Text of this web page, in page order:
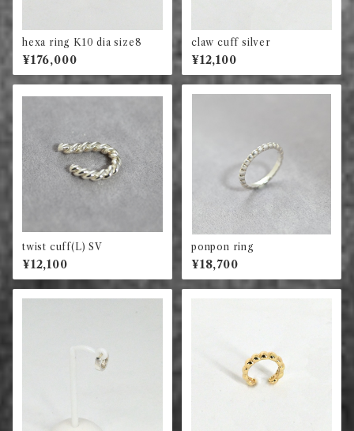
hexa ring K10 dia size8
¥176,000
claw cuff silver
¥12,100
twist cuff(L) SV
¥12,100
ponpon ring
¥18,700